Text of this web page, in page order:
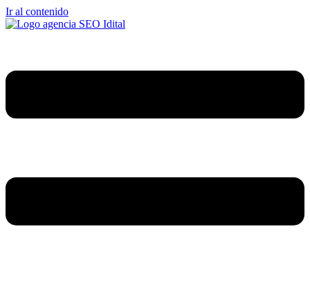
Ir al contenido